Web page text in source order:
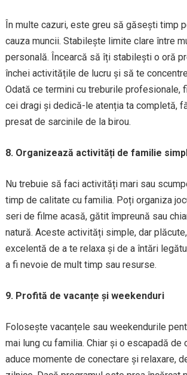
În multe cazuri, este greu să găsești timp
cauza muncii. Stabilește limite clare între
personală. Încearcă să îți stabilești o oră
închei activitățile de lucru și să te
Odată ce termini cu treburile profesionale,
cei dragi și dedică-le atenția ta completă,
presat de sarcinile de la birou.
8. Organizează activități de familie
Nu trebuie să faci activități mari sau
timp de calitate cu familia. Poți organiza
seri de filme acasă, gătit împreună sau
natură. Aceste activități simple, dar
excelentă de a te relaxa și de a întări
a fi nevoie de mult timp sau resurse.
9. Profită de vacanțe și weekenduri
Folosește vacanțele sau weekendurile
mai lung cu familia. Chiar și o escapadă de
aduce momente de conectare și relaxare,